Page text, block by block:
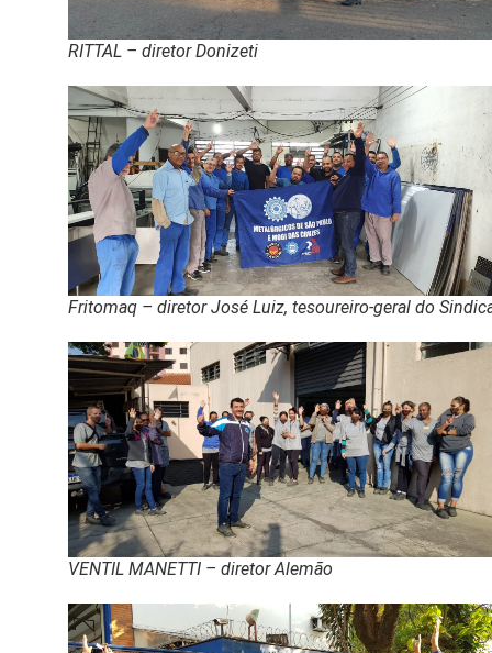
RITTAL – diretor Donizeti
Fritomaq – diretor José Luiz, tesoureiro-geral do
VENTIL MANETTI – diretor Alemão